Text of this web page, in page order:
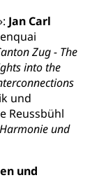
Jan Carl
Zug - The
into the
und
Reussbühl
und
und
Motorrad,
OW, NW,
vif